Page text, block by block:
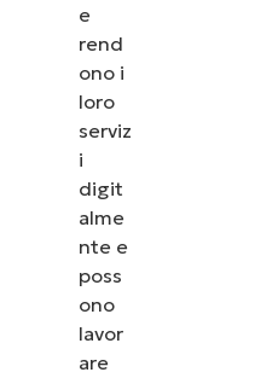
e
rend
ono i
loro
serviz
i
digit
alme
nte e
poss
ono
lavor
are